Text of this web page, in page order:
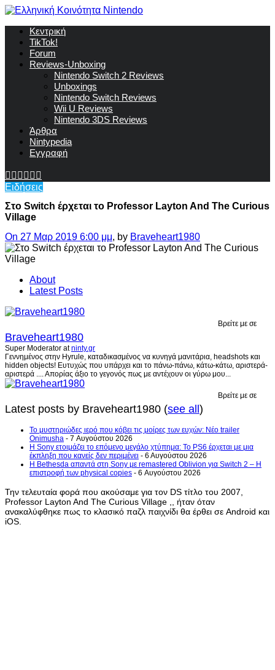
Κεντρική
TikTok!
Forum
Reviews-Unboxing
Nintendo Switch 2 Reviews
Unboxings
Nintendo Switch Reviews
Wii U Reviews
Nintendo 3DS Reviews
Άρθρα
Nintypedia
Εγγραφή
Ειδήσεις
Στο Switch έρχεται το Professor Layton And The Curious
Village
On 27 Μαρ 2019 6:00 μμ, by Braveheart1980
About
Latest Posts
Βρείτε με σε
Braveheart1980
Super Moderator atninty.gr
Γεννημένος στην Hyrule, καταδικασμένος να κυνηγά μανιτάρια, headshots και
hidden objects! Ευτυχώς που υπάρχει και το πάνω-πάνω, κάτω-κάτω, αριστερά-
αριστερά .... Απορίας άξιο το γεγονός πως με αντέχουν οι γύρω μου...
Βρείτε με σε
Latest posts by Braveheart1980 (see all)
Το μυστηριώδες ιερό που κόβει τις μοίρες των ευχών: Νέο trailer
Onimusha - 7 Αυγούστου 2026
Η Sony ετοιμάζει το επόμενο μεγάλο χτύπημα: Το PS6 έρχεται με μια
έκπληξη που κανείς δεν περιμένει - 6 Αυγούστου 2026
Η Bethesda απαντά στη Sony με remastered Oblivion για Switch 2 – Η
επιστροφή των physical copies - 6 Αυγούστου 2026
Την τελευταία φορά που ακούσαμε για τον DS τίτλο του 2007,
Professor Layton And The Curious Village ,, ήταν όταν
ανακαλύφθηκε πως το κλασικό παζλ παιχνίδι θα έρθει σε Android και
iOS.